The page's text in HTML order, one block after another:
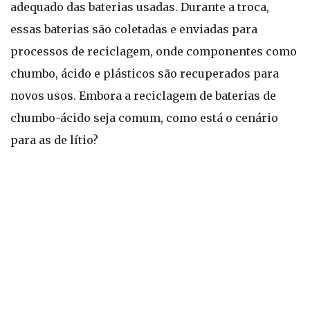
adequado das baterias usadas. Durante a troca,
essas baterias são coletadas e enviadas para
processos de reciclagem, onde componentes como
chumbo, ácido e plásticos são recuperados para
novos usos. Embora a reciclagem de baterias de
chumbo-ácido seja comum, como está o cenário
para as de lítio?